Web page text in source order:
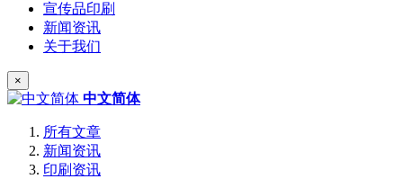
宣传品印刷
新闻资讯
关于我们
×
中文简体
所有文章
新闻资讯
印刷资讯